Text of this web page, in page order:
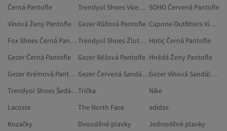
Černá Pantofle
Trendyol Shoes Vícebarevné Pantofle SOHO Červená Pantofle
Vínová Ženy Pantofle
Gezer Růžová Pantofle
Capone Outfitters Vínová Pantofle
Fox Shoes Černá Pantofle
Trendyol Shoes Žlutá Pantofle Hotiç Černá Pantofle
Gezer Černá Pantofle
Gezer Béžová Pantofle Hnědá Ženy Pantofle
Gezer Krémová Pantofle
Gezer Červená Sandály A Pantofle
Gezer Vínová Sandály A Pantofle
Trendyol Shoes Šedá PantofleTrička
Nike
Lacoste
The North Face
adidas
Kozačky
Dvoudílné plavky
Jednodílné plavky